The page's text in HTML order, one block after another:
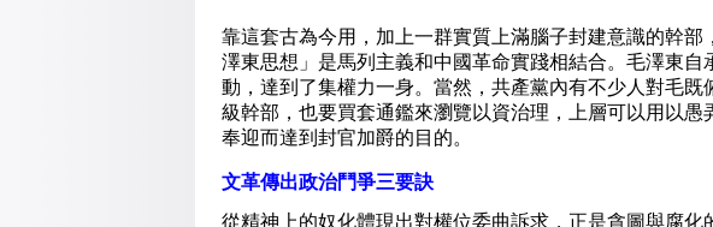
靠這套古為今用，加上一群實質上滿腦子封建意識的幹
澤東思想」是馬列主義和中國革命實踐相結合。毛澤東
動，達到了集權力一身。當然，共產黨內有不少人對毛
級幹部，也要買套通鑑來瀏覽以資治理，上層可以用以
奉迎而達到封官加爵的目的。
文革傳出政治鬥爭三要訣
從精神上的奴化體現出對權位委曲訴求，正是貪圖與腐